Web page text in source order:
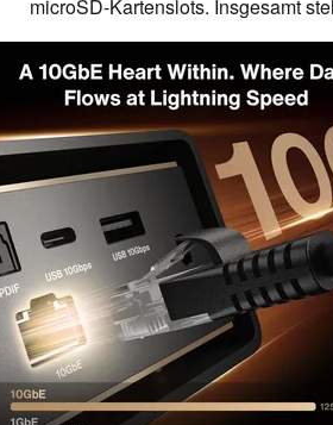
microSD-Kartenslots. Insgesamt